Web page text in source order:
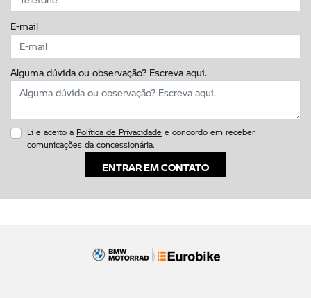
E-mail
Alguma dúvida ou observação? Escreva aqui.
Li e aceito a Política de Privacidade e concordo em receber
comunicações da concessionária.
ENTRAR EM CONTATO